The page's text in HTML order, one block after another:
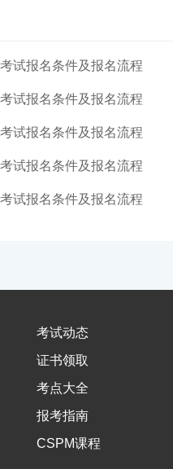
试报名条件及报名流程
试报名条件及报名流程
试报名条件及报名流程
试报名条件及报名流程
试报名条件及报名流程
考试动态
证书领取
考点大全
报考指南
CSPM课程